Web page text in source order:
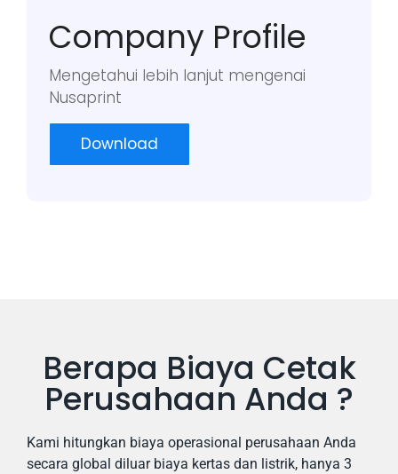
Company Profile
Mengetahui lebih lanjut mengenai
Nusaprint
Download
Berapa Biaya Cetak
Perusahaan Anda ?
Kami hitungkan biaya operasional perusahaan Anda
secara global diluar biaya kertas dan listrik, hanya 3